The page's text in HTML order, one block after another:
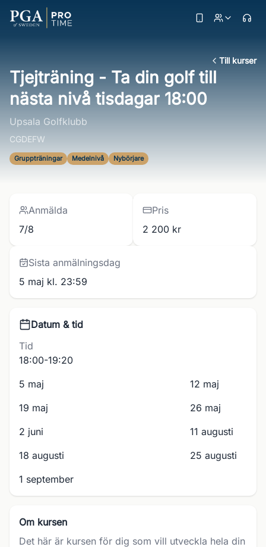
Till kurser
Tjejträning - Ta din golf till
nästa nivå tisdagar 18:00
Upsala Golfklubb
CGDEFW
Gruppträningar Medelnivå Nybörjare
Anmälda
7/8
Pris
2 200 kr
Sista anmälningsdag
5 maj kl. 23:59
Datum & tid
Tid
18:00-19:20
5 maj
12 maj
19 maj
26 maj
2 juni
11 augusti
18 augusti
25 augusti
1 september
Om kursen
Det här är kursen för dig som vill utveckla hela din